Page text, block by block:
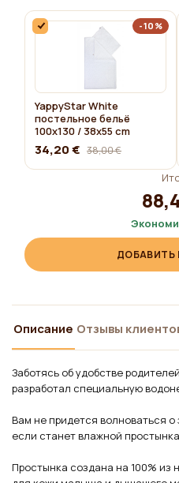
-10%
YappyStar White
постельное бельё
100x130 / 38x55 cm
34,20 € 38,00 €
ДОБАВИТЬ
Описание Отзывы
Заботясь об удобстве
разработал специальную
Вам не придется волноваться о
если станет влажной простынка.
Простынка создана на 100% из